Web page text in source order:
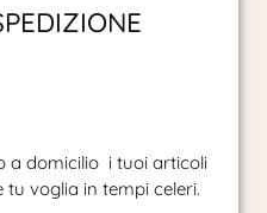
a domicilio i tuoi articoli
tu voglia in tempi celeri.